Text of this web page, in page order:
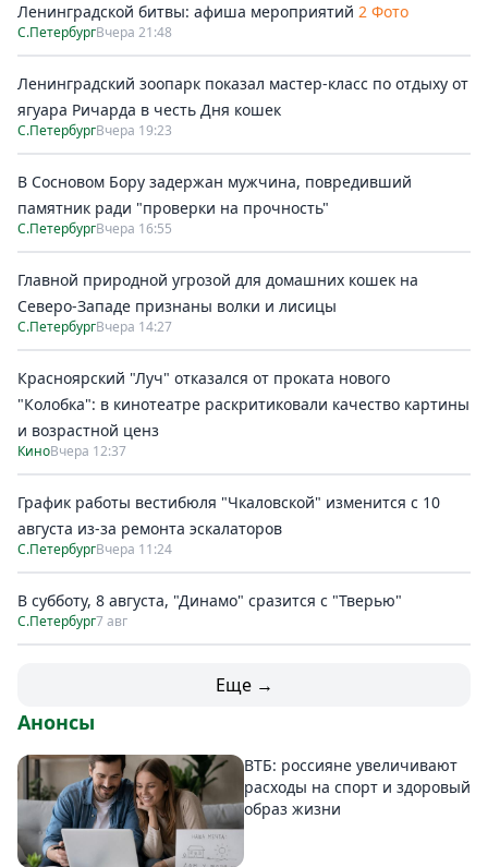
Ленинградской битвы: афиша мероприятий 2 Фото
С.ПетербургВчера 21:48
Ленинградский зоопарк показал мастер-класс по отдыху от
ягуара Ричарда в честь Дня кошек
С.ПетербургВчера 19:23
В Сосновом Бору задержан мужчина, повредивший
памятник ради "проверки на прочность"
С.ПетербургВчера 16:55
Главной природной угрозой для домашних кошек на
Северо-Западе признаны волки и лисицы
С.ПетербургВчера 14:27
Красноярский "Луч" отказался от проката нового
"Колобка": в кинотеатре раскритиковали качество картины
и возрастной ценз
КиноВчера 12:37
График работы вестибюля "Чкаловской" изменится с 10
августа из-за ремонта эскалаторов
С.ПетербургВчера 11:24
В субботу, 8 августа, "Динамо" сразится с "Тверью"
С.Петербург7 авг
Еще →
Анонсы
ВТБ: россияне увеличивают
расходы на спорт и здоровый
образ жизни